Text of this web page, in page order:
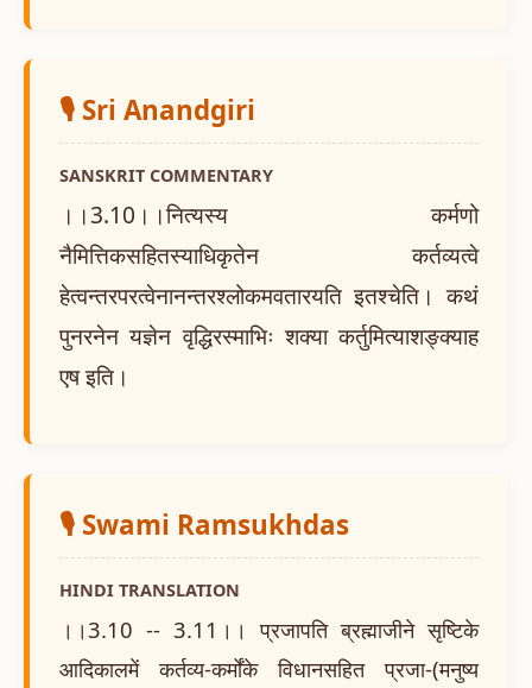
🎙️ Sri Anandgiri
SANSKRIT COMMENTARY
।।3.10।।नित्यस्य कर्मणो
नैमित्तिकसहितस्याधिकृतेन कर्तव्यत्वे
हेत्वन्तरपरत्वेनानन्तरश्लोकमवतारयति इतश्चेति। कथं
पुनरनेन यज्ञेन वृद्धिरस्माभिः शक्या कर्तुमित्याशङ्क्याह
एष इति।
🎙️ Swami Ramsukhdas
HINDI TRANSLATION
।।3.10 -- 3.11।। प्रजापति ब्रह्माजीने सृष्टिके
आदिकालमें कर्तव्य-कर्मोंके विधानसहित प्रजा-(मनुष्य